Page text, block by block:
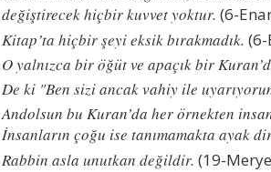
değiştirecek hiçbir kuvvet yoktur. (6-
Kitap’ta hiçbir şeyi eksik bırakmadık.
O yalnızca bir öğüt ve apaçık bir
De ki "Ben sizi ancak vahiy ile
Andolsun bu Kuran’da her örnekten
İnsanların çoğu ise tanımamakta ayak
Rabbin asla unutkan değildir. (19-